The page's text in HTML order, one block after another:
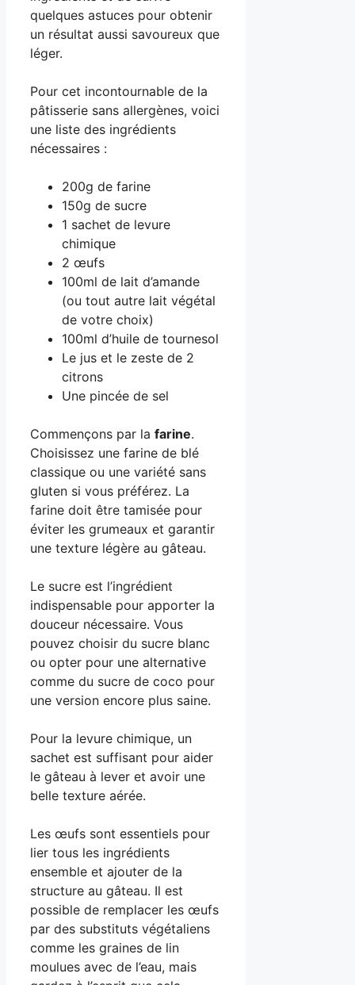
quelques astuces pour obtenir
un résultat aussi savoureux que
léger.
Pour cet incontournable de la
pâtisserie sans allergènes, voici
une liste des ingrédients
nécessaires :
200g de farine
150g de sucre
1 sachet de levure
chimique
2 œufs
100ml de lait d’amande
(ou tout autre lait végétal
de votre choix)
100ml d’huile de tournesol
Le jus et le zeste de 2
citrons
Une pincée de sel
Commençons par la farine.
Choisissez une farine de blé
classique ou une variété sans
gluten si vous préférez. La
farine doit être tamisée pour
éviter les grumeaux et garantir
une texture légère au gâteau.
Le sucre est l’ingrédient
indispensable pour apporter la
douceur nécessaire. Vous
pouvez choisir du sucre blanc
ou opter pour une alternative
comme du sucre de coco pour
une version encore plus saine.
Pour la levure chimique, un
sachet est suffisant pour aider
le gâteau à lever et avoir une
belle texture aérée.
Les œufs sont essentiels pour
lier tous les ingrédients
ensemble et ajouter de la
structure au gâteau. Il est
possible de remplacer les œufs
par des substituts végétaliens
comme les graines de lin
moulues avec de l’eau, mais